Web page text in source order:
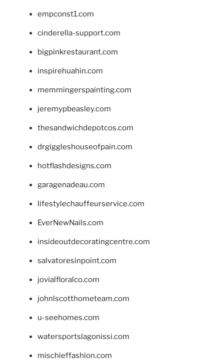
empconst1.com
cinderella-support.com
bigpinkrestaurant.com
inspirehuahin.com
memmingerspainting.com
jeremypbeasley.com
thesandwichdepotcos.com
drgiggleshouseofpain.com
hotflashdesigns.com
garagenadeau.com
lifestylechauffeurservice.com
EverNewNails.com
insideoutdecoratingcentre.com
salvatoresinpoint.com
jovialfloralco.com
johnlscotthometeam.com
u-seehomes.com
watersportslagonissi.com
mischieffashion.com